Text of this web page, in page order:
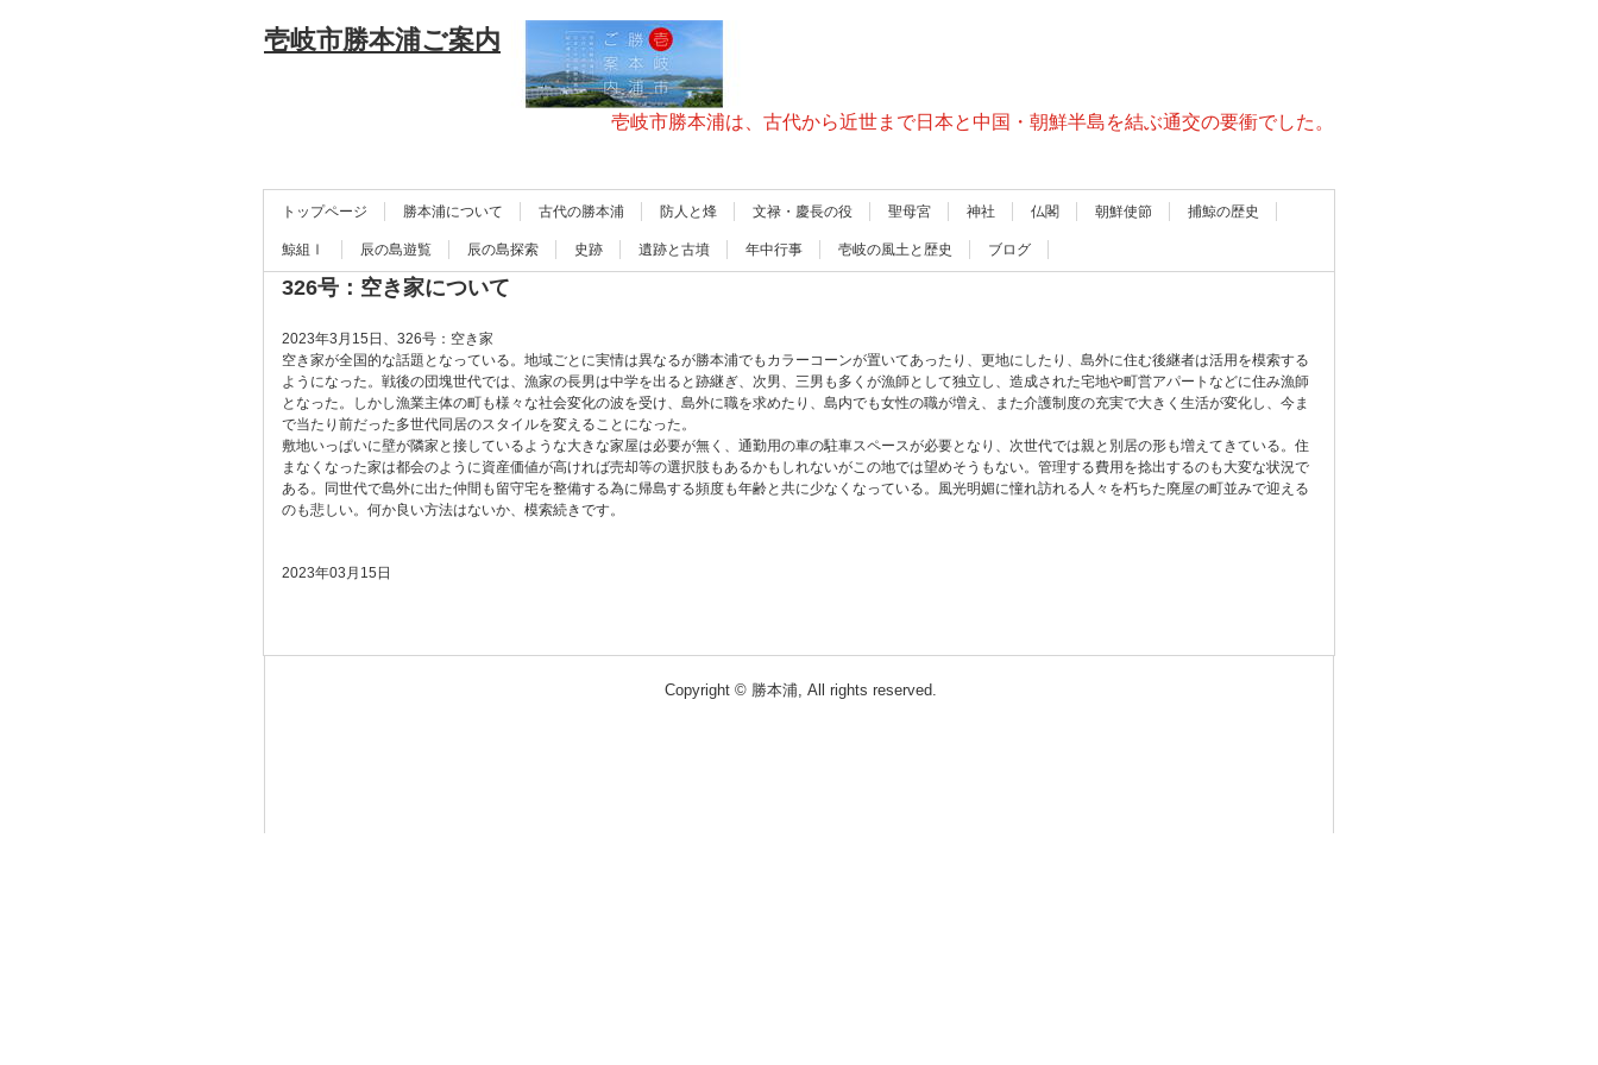
壱岐市勝本浦ご案内
壱岐市勝本浦は、古代から近世まで日本と中国・朝鮮半島を結ぶ通交の要衝でした。
トップページ 勝本浦について 古代の勝本浦 防人と烽 文禄・慶長の役 聖母宮 神社 仏閣 朝鮮使節 捕鯨の歴史
鯨組Ⅰ 辰の島遊覧 辰の島探索 史跡 遺跡と古墳 年中行事 壱岐の風土と歴史 ブログ
326号：空き家について
2023年3月15日、326号：空き家
空き家が全国的な話題となっている。地域ごとに実情は異なるが勝本浦でもカラーコーンが置いてあったり、更地にしたり、島外に住む後継者は活用を模索する
ようになった。戦後の団塊世代では、漁家の長男は中学を出ると跡継ぎ、次男、三男も多くが漁師として独立し、造成された宅地や町営アパートなどに住み漁師
となった。しかし漁業主体の町も様々な社会変化の波を受け、島外に職を求めたり、島内でも女性の職が増え、また介護制度の充実で大きく生活が変化し、今ま
で当たり前だった多世代同居のスタイルを変えることになった。
敷地いっぱいに壁が隣家と接しているような大きな家屋は必要が無く、通勤用の車の駐車スペースが必要となり、次世代では親と別居の形も増えてきている。住
まなくなった家は都会のように資産価値が高ければ売却等の選択肢もあるかもしれないがこの地では望めそうもない。管理する費用を捻出するのも大変な状況で
ある。同世代で島外に出た仲間も留守宅を整備する為に帰島する頻度も年齢と共に少なくなっている。風光明媚に憧れ訪れる人々を朽ちた廃屋の町並みで迎える
のも悲しい。何か良い方法はないか、模索続きです。
2023年03月15日
Copyright © 勝本浦, All rights reserved.